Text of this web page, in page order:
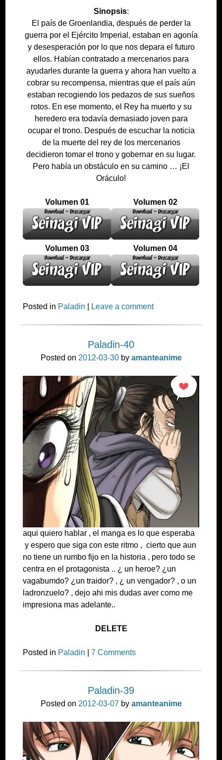
Sinopsis:
El país de Groenlandia, después de perder la
guerra por el Ejército Imperial, estaban en agonía
y desesperación por lo que nos depara el futuro
ellos. Habían contratado a mercenarios para
ayudarles durante la guerra y ahora han vuelto a
cobrar su recompensa, mientras que el país aún
estaban recogiendo los pedazos de sus sueños
rotos. En ese momento, el Rey ha muerto y su
heredero era todavía demasiado joven para
ocupar el trono. Después de escuchar la noticia
de la muerte del rey de los mercenarios
decidieron tomar el trono y gobernar en su lugar.
Pero había un obstáculo en su camino … ¡El
Oráculo!
Volumen 01 Volumen 02
Volumen 03 Volumen 04
Posted in Paladin Leave a comment
Paladin-40
Posted on 2012-03-30by amanteanime
aqui quiero hablar , el manga es lo que esperaba
y espero que siga con este ritmo , cierto que aun
no tiene un rumbo fijo en la historia , pero todo se
centra en el protagonista .. ¿ un heroe? ¿un
vagabumdo? ¿un traidor? , ¿ un vengador? , o un
ladronzuelo? , dejo ahi mis dudas aver como me
impresiona mas adelante..
DELETE
Posted in Paladin |7 Comments
Paladin-39
Posted on 2012-03-07 by amanteanime